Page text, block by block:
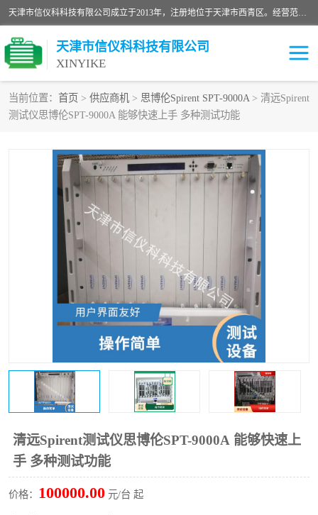
天津市信仪科科技有限公司成立于2013年，注册地位于天津市西青区。经营范围包括计算机软件、电子产品、仪器技术开发、技术转让、技术咨询、技术服务、网络工程、电子监控工程安装等；主要产品有：网络流量测试仪、Ixia XM2、XM12、XGS2、XGS12、400T、1600T、X16网络协议分析仪，Agilent N2X 等等各种型号，欢迎来电咨询。
天津市信仪科科技有限公司
XINYIKE
当前位置： 首页 > 供应商机 > 思博伦Spirent SPT-9000A > 清远Spirent
测试仪思博伦SPT-9000A 能够快速上手 多种测试功能
清远Spirent测试仪思博伦SPT-9000A 能够快速上
手 多种测试功能
价格： 100000.00 元/台 起
思博伦Spirent C50 思博伦Spirent C1
思博伦Spirent C100 思博伦Spirent N4U
思博伦Spirent N11U 思博伦Spirent SPT-2U
思博伦600B 思博伦SPT-2000A-HS
思博伦Spirent SPT-3U 思博伦TestCenter
发包仪IXIA XGS2 思博伦Spirent SPT-9000A